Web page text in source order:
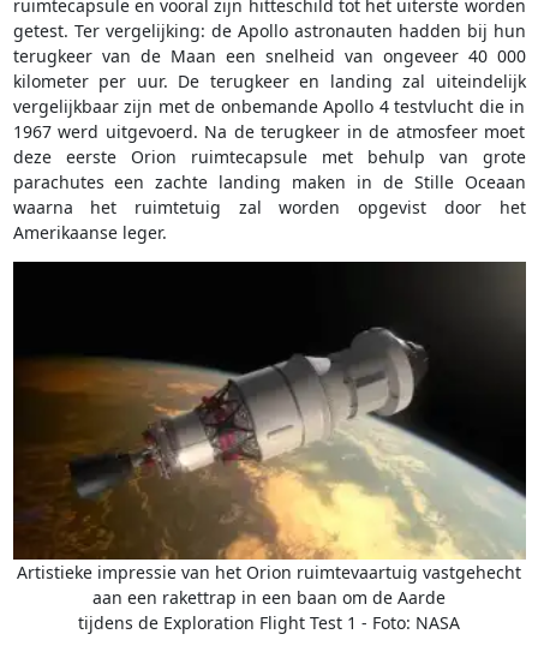
ruimtecapsule en vooral zijn hitteschild tot het uiterste worden
getest. Ter vergelijking: de Apollo astronauten hadden bij hun
terugkeer van de Maan een snelheid van ongeveer 40 000
kilometer per uur. De terugkeer en landing zal uiteindelijk
vergelijkbaar zijn met de onbemande Apollo 4 testvlucht die in
1967 werd uitgevoerd. Na de terugkeer in de atmosfeer moet
deze eerste Orion ruimtecapsule met behulp van grote
parachutes een zachte landing maken in de Stille Oceaan
waarna het ruimtetuig zal worden opgevist door het
Amerikaanse leger.
Artistieke impressie van het Orion ruimtevaartuig vastgehecht
aan een rakettrap in een baan om de Aarde
tijdens de Exploration Flight Test 1 - Foto: NASA